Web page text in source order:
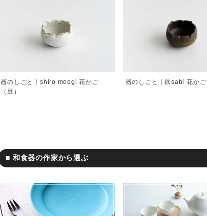
器のしごと｜shiro moegi 花かご
（豆）
器のしごと｜鉄sabi 花かご
■ 和食器の作家から選ぶ